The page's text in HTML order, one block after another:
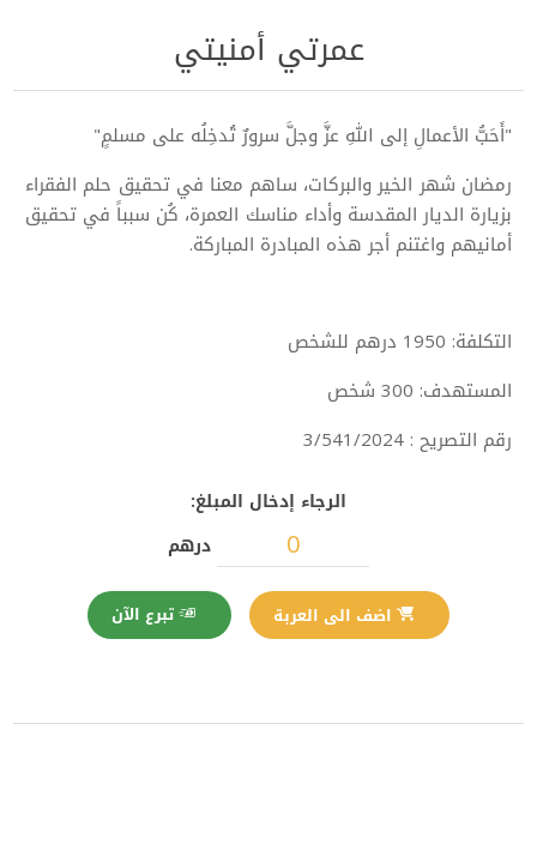
عمرتي أمنيتي
"أَحَبُّ الأعمالِ إلى اللهِ عزَّ وجلَّ سرورٌ تُدخِلُه على مسلمٍ"
رمضان شهر الخير والبركات، ساهم معنا في تحقيق حلم الفقراء
بزيارة الديار المقدسة وأداء مناسك العمرة، كُن سبباً في تحقيق
أمانيهم واغتنم أجر هذه المبادرة المباركة.
التكلفة: 1950 درهم للشخص
المستهدف: 300 شخص
رقم التصريح : 3/541/2024
الرجاء إدخال المبلغ:
درهم